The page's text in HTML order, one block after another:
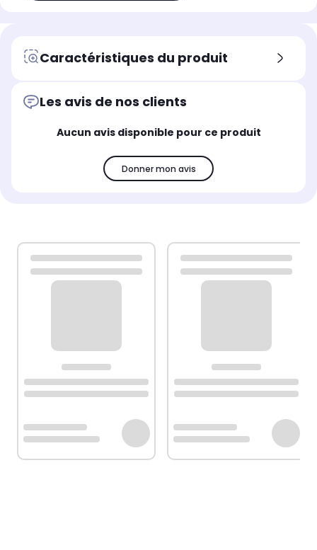
Caractéristiques du produit
Les avis de nos clients
Aucun avis disponible pour ce produit
Donner mon avis